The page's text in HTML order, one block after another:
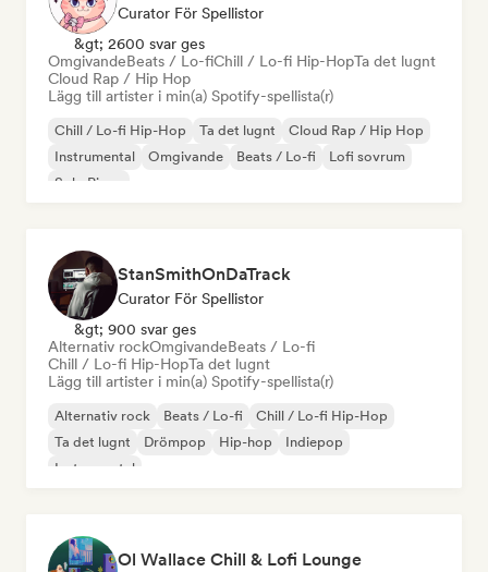
Curator För Spellistor
&gt; 2600 svar ges
OmgivandeBeats / Lo-fiChill / Lo-fi Hip-HopTa det lugnt
Cloud Rap / Hip Hop
Lägg till artister i min(a) Spotify-spellista(r)
Chill / Lo-fi Hip-Hop Ta det lugnt
Cloud Rap / Hip Hop
Instrumental
Omgivande Beats / Lo-fi
Lofi sovrum
Solo Piano
StanSmithOnDaTrack
Curator För Spellistor
&gt; 900 svar ges
Alternativ rockOmgivandeBeats / Lo-fi
Chill / Lo-fi Hip-HopTa det lugnt
Lägg till artister i min(a) Spotify-spellista(r)
Alternativ rock Beats / Lo-fi
Chill / Lo-fi Hip-Hop
Ta det lugnt
Drömpop Hip-hop
Indiepop
Instrumental
Ol Wallace Chill & Lofi Lounge